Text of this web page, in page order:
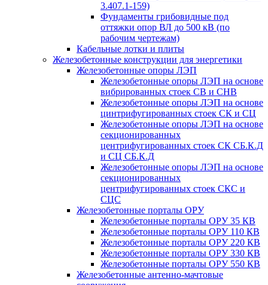
3.407.1-159)
Фундаменты грибовидные под
оттяжки опор ВЛ до 500 кВ (по
рабочим чертежам)
Кабельные лотки и плиты
Железобетонные конструкции для энергетики
Железобетонные опоры ЛЭП
Железобетонные опоры ЛЭП на основе
вибрированных стоек СВ и СНВ
Железобетонные опоры ЛЭП на основе
цинтрифугированных стоек СК и СЦ
Железобетонные опоры ЛЭП на основе
секционированных
центрифугированных стоек СК СБ.К.Д
и СЦ СБ.К.Д
Железобетонные опоры ЛЭП на основе
секционированных
центрифугированных стоек СКС и
СЦС
Железобетонные порталы ОРУ
Железобетонные порталы ОРУ 35 КВ
Железобетонные порталы ОРУ 110 КВ
Железобетонные порталы ОРУ 220 КВ
Железобетонные порталы ОРУ 330 КВ
Железобетонные порталы ОРУ 550 КВ
Железобетонные антенно-мачтовые